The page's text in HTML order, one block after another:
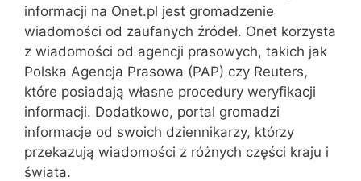
informacji na Onet.pl jest gromadzenie
wiadomości od zaufanych źródeł. Onet korzysta
z wiadomości od agencji prasowych, takich jak
Polska Agencja Prasowa (PAP) czy Reuters,
które posiadają własne procedury weryfikacji
informacji. Dodatkowo, portal gromadzi
informacje od swoich dziennikarzy, którzy
przekazują wiadomości z różnych części kraju i
świata.